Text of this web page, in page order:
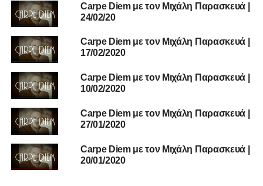
Carpe Diem με τον Μιχάλη Παρασκευά |
24/02/20
Carpe Diem με τον Μιχάλη Παρασκευά |
17/02/2020
Carpe Diem με τον Μιχάλη Παρασκευά |
10/02/2020
Carpe Diem με τον Μιχάλη Παρασκευά |
27/01/2020
Carpe Diem με τον Μιχάλη Παρασκευά |
20/01/2020